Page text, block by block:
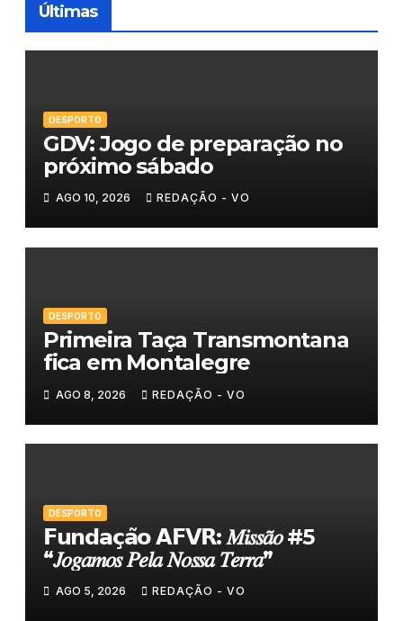
Últimas
DESPORTO
GDV: Jogo de preparação no
próximo sábado
AGO 10, 2026 REDAÇÃO - VO
DESPORTO
Primeira Taça Transmontana
fica em Montalegre
AGO 8, 2026 REDAÇÃO - VO
DESPORTO
𝗙𝘂𝗻𝗱𝗮𝗰̧𝗮̃𝗼 𝗔𝗙𝗩𝗥: 𝑀𝑖𝑠𝑠𝑎̃𝑜 #5
“𝐽𝑜𝑔𝑎𝑚𝑜𝑠 𝑃𝑒𝑙𝑎 𝑁𝑜𝑠𝑠𝑎 𝑇𝑒𝑟𝑟𝑎”
AGO 5, 2026 REDAÇÃO - VO